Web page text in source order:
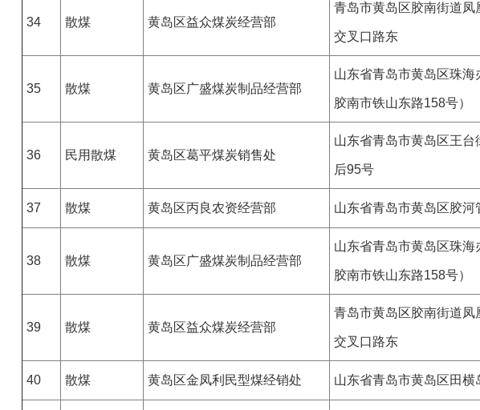
34 散煤 黄岛区益众煤炭经营部
青岛市黄岛区胶南街道凤
交叉口路东
35 散煤 黄岛区广盛煤炭制品经营部
山东省青岛市黄岛区珠海
胶南市铁山东路158号）
36 民用散煤 黄岛区葛平煤炭销售处
山东省青岛市黄岛区王台
后95号
37 散煤 黄岛区丙良农资经营部 山东省青岛市黄岛区胶河
38 散煤 黄岛区广盛煤炭制品经营部
山东省青岛市黄岛区珠海
胶南市铁山东路158号）
39 散煤 黄岛区益众煤炭经营部
青岛市黄岛区胶南街道凤
交叉口路东
40 散煤 黄岛区金凤利民型煤经销处 山东省青岛市黄岛区田横